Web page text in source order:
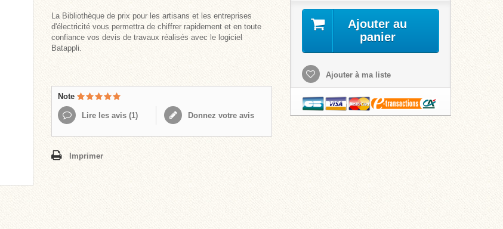
La Bibliothèque de prix pour les artisans et les entreprises
d'électricité vous permettra de chiffrer rapidement et en toute
confiance vos devis de travaux réalisés avec le logiciel
Batappli.
Note
Lire les avis (1) Donnez votre avis
Imprimer
Ajouter au
panier
Ajouter à ma liste